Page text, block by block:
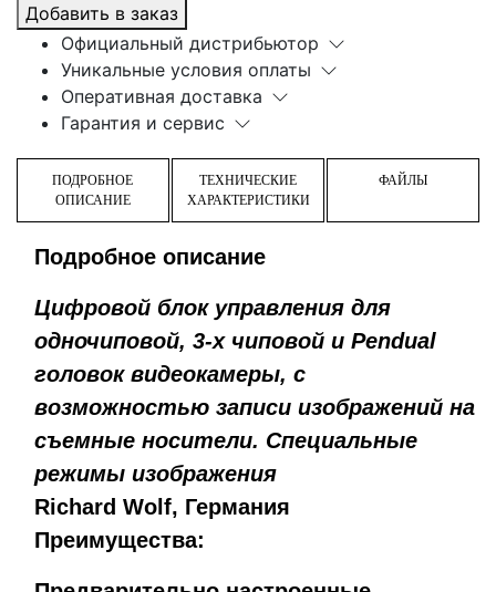
Добавить в заказ
Официальный дистрибьютор
Уникальные условия оплаты
Оперативная доставка
Гарантия и сервис
ПОДРОБНОЕ
ОПИСАНИЕ
ТЕХНИЧЕСКИЕ
ХАРАКТЕРИСТИКИ
ФАЙЛЫ
Подробное описание
Цифровой блок управления для
одночиповой, 3-х чиповой и Pendual
головок видеокамеры, с
возможностью записи изображений на
съемные носители. Специальные
режимы изображения
Richard Wolf, Германия
Преимущества: